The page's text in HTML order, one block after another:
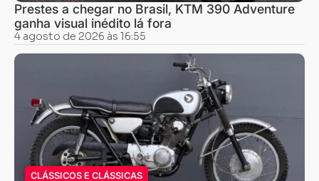
Prestes a chegar no Brasil, KTM 390 Adventure
ganha visual inédito lá fora
4 agosto de 2026 às 16:55
CLÁSSICOS E CLÁSSICAS